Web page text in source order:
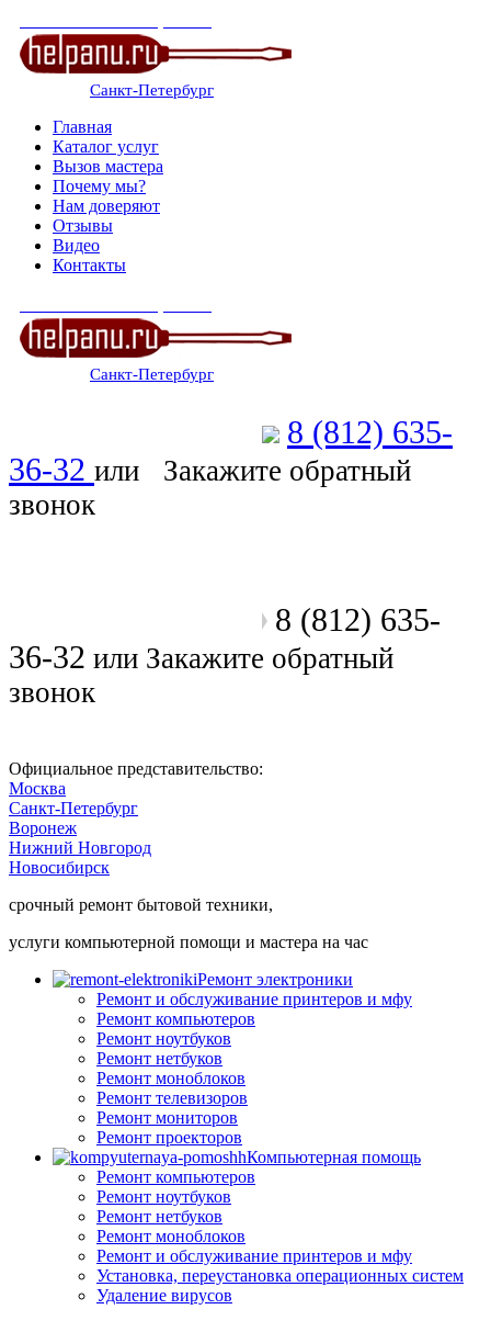
Санкт-Петербург
Главная
Каталог услуг
Вызов мастера
Почему мы?
Нам доверяют
Отзывы
Видео
Контакты
Санкт-Петербург
8 (812) 635-
36-32 или
Закажите обратный
звонок
8 (812) 635-
36-32 или Закажите обратный
звонок
Официальное представительство:
Москва
Санкт-Петербург
Воронеж
Нижний Новгород
Новосибирск
срочный ремонт бытовой техники,
услуги компьютерной помощи и мастера на час
Ремонт электроники
Ремонт и обслуживание принтеров и мфу
Ремонт компьютеров
Ремонт ноутбуков
Ремонт нетбуков
Ремонт моноблоков
Ремонт телевизоров
Ремонт мониторов
Ремонт проекторов
Компьютерная помощь
Ремонт компьютеров
Ремонт ноутбуков
Ремонт нетбуков
Ремонт моноблоков
Ремонт и обслуживание принтеров и мфу
Установка, переустановка операционных систем
Удаление вирусов